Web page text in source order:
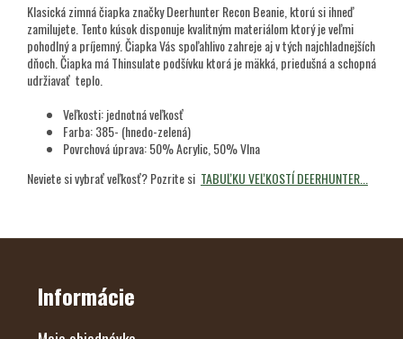
Klasická zimná čiapka značky Deerhunter Recon Beanie, ktorú si ihneď
zamilujete. Tento kúsok disponuje kvalitným materiálom ktorý je veľmi
pohodlný a príjemný. Čiapka Vás spoľahlivo zahreje aj v tých najchladnejších
dňoch. Čiapka má Thinsulate podšívku ktorá je mäkká, priedušná a schopná
udržiavať teplo.
Veľkosti: jednotná veľkosť
Farba: 385- (hnedo-zelená)
Povrchová úprava: 50% Acrylic, 50% Vlna
Neviete si vybrať veľkosť? Pozrite si TABUĽKU VEĽKOSTÍ DEERHUNTER...
Z
Informácie